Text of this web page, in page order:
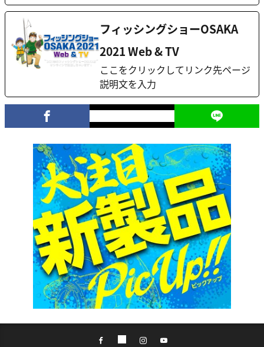
フィッシングショーOSAKA
2021 Web & TV
ここをクリックしてリンク先ページ
説明文を入力